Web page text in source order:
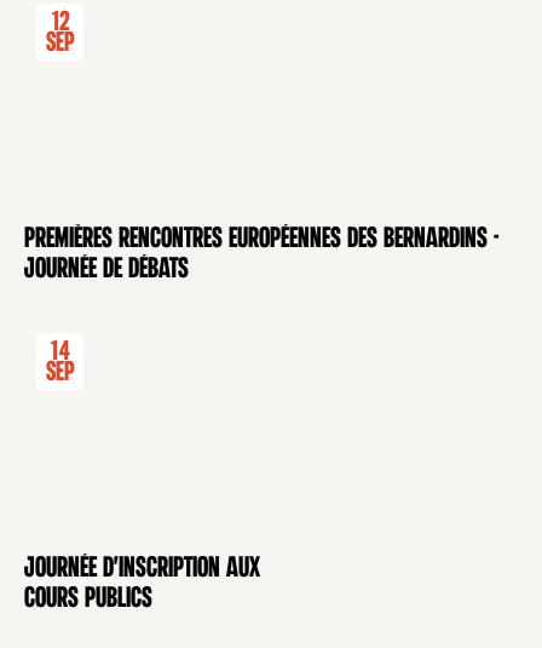
CONFÉRENCE
12
Sep
Premières rencontres européennes des Bernardins -
Journée de débats
CONFÉRENCE
14
Sep
Journée d'inscription aux
cours publics